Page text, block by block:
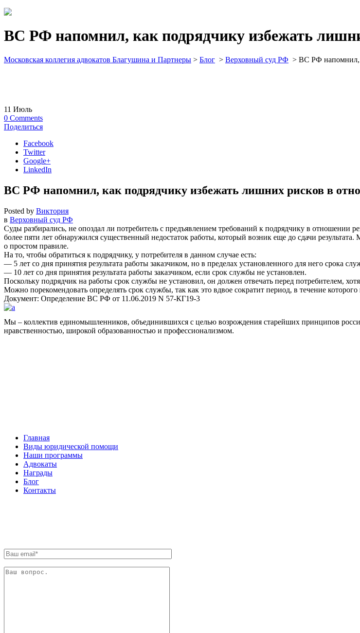
ВС РФ напомнил, как подрядчику избежать
Московская коллегия адвокатов Благушина и Партнеры > Блог > Верховный суд РФ > ВС РФ напомнил,
11 Июль
0 Comments
Поделиться
Facebook
Twitter
Google+
LinkedIn
ВС РФ напомнил, как подрядчику избежать лишних рисков в
Posted by Виктория
в Верховный суд РФ
Суды разбирались, не опоздал ли потребитель с предъявлением требований к подрядчику в отношении
более пяти лет обнаружился существенный недостаток работы, который возник еще до сдачи
о простом правиле.
На то, чтобы обратиться к подрядчику, у потребителя в данном случае есть:
— 5 лет со дня принятия результата работы заказчиком, но в пределах установленного для него срока
— 10 лет со дня принятия результата работы заказчиком, если срок службы не установлен.
Поскольку подрядчик на работы срок службы не установил, он должен отвечать перед потребителем,
Можно порекомендовать определять срок службы, так как это вдвое сократит период, в течение
Документ: Определение ВС РФ от 11.06.2019 N 57-КГ19-3
Мы – коллектив единомышленников, объединившихся с целью возрождения старейших принципов
нравственностью, широкой образованностью и профессионализмом.
Главная
Виды юридической помощи
Наши программы
Адвокаты
Награды
Блог
Контакты